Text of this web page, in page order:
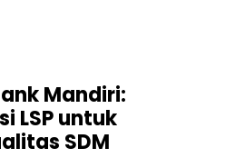
Mandiri:
LSP untuk
SDM